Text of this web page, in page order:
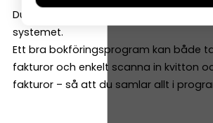
Du ska inte spara kvitton och fakturor
systemet.
Ett bra bokföringsprogram kan både
fakturor och enkelt scanna in kvitton
fakturor – så att du samlar allt i